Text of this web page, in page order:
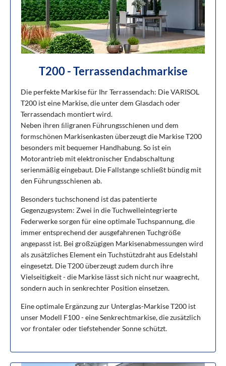
T200 - Terrassendachmarkise
Die perfekte Markise für Ihr Terrassendach: Die VARISOL
T200 ist eine Markise, die unter dem Glasdach oder
Terrassendach montiert wird.
Neben ihren ﬁligranen Führungsschienen und dem
formschönen Markisenkasten überzeugt die Markise T200
besonders mit bequemer Handhabung. So ist ein
Motorantrieb mit elektronischer Endabschaltung
serienmäßig eingebaut. Die Fallstange schließt bündig mit
den Führungsschienen ab.
Besonders tuchschonend ist das patentierte
Gegenzugsystem: Zwei in die Tuchwelleintegrierte
Federwerke sorgen für eine optimale Tuchspannung, die
immer entsprechend der ausgefahrenen Tuchgröße
angepasst ist. Bei großzügigen Markisenabmessungen wird
als zusätzliches Element ein Tuchstützdraht aus Edelstahl
eingesetzt. Die T200 überzeugt zudem durch ihre
Vielseitigkeit - die Markise lässt sich nicht nur waagrecht,
sondern auch in senkrechter Position einsetzen.
Eine optimale Ergänzung zur Unterglas-Markise T200 ist
unser Modell F100 - eine Senkrechtmarkise, die zusätzlich
vor frontaler oder tiefstehender Sonne schützt.